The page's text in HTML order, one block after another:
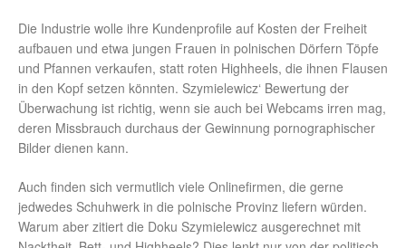
Die Industrie wolle ihre Kundenprofile auf Kosten der Freiheit
aufbauen und etwa jungen Frauen in polnischen Dörfern Töpfe
und Pfannen verkaufen, statt roten Highheels, die ihnen Flausen
in den Kopf setzen könnten. Szymielewicz‘ Bewertung der
Überwachung ist richtig, wenn sie auch bei Webcams irren mag,
deren Missbrauch durchaus der Gewinnung pornographischer
Bilder dienen kann.
Auch finden sich vermutlich viele Onlinefirmen, die gerne
jedwedes Schuhwerk in die polnische Provinz liefern würden.
Warum aber zitiert die Doku Szymielewicz ausgerechnet mit